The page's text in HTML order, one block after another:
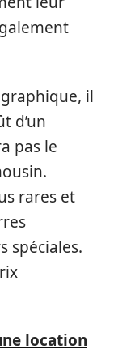
il
d’un
pas le
rares et
spéciales.
location